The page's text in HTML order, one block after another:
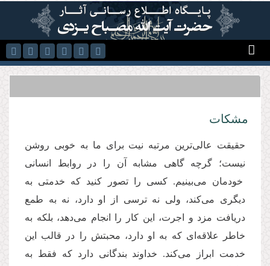
رفتن به محتوای اصلی
مشكات
حقیقت عالی‌ترین مرتبه نیت برای ما به خوبی روشن
نیست؛ گرچه گاهی مشابه آن را در روابط انسانی
خودمان می‌بینیم. كسی را تصور كنید كه خدمتی به
دیگری می‌كند، ولی نه ترسی از او دارد، نه به طمع
دریافت مزد و اجرت، این كار را انجام می‌دهد، بلكه به
خاطر علاقه‌ای كه به او دارد، محبتش را در قالب این
خدمت ابراز می‌كند. خداوند بندگانی دارد كه فقط به